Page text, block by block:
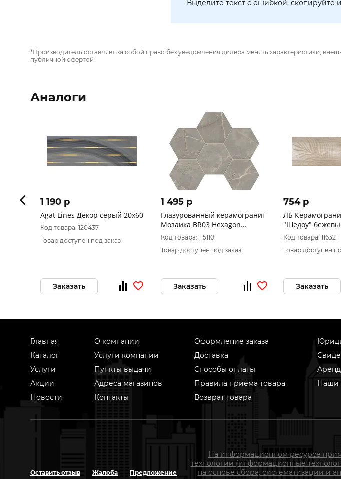
Выделите текст с ошибкой, скопируйте и
*Производитель оставляет за собой право без уведомления дилера менять характеристики,
публичной офертой
Аналоги
1 190 p
Agat Lines Декор серый 20х60
Код товара: 120437
Товар доступен под заказ
Заказать
1 495 p
Глазурованный керамогранит
Мозаика BR03 Hexagon
25x28,5 непол. (Без
характеристики)
Код товара: 115110
Товар доступен под заказ
Заказать
754 p
ЛБ
"Шедоу"
Код товара: 116321
Товар доступен
Заказать
Главная
Каталог
Услуги
Акции
Новости
О компании
Услуги компании
Пункты выдачи
Адреса магазинов
Контакты
Оформление заказа
Доставка
Способы оплаты
Правила приема товара
Возврат товара
Наши
Оставить отзыв Жалоба Предложение
На информационном ресурсе
технологии (информационные
на основе сбора, систематизации и